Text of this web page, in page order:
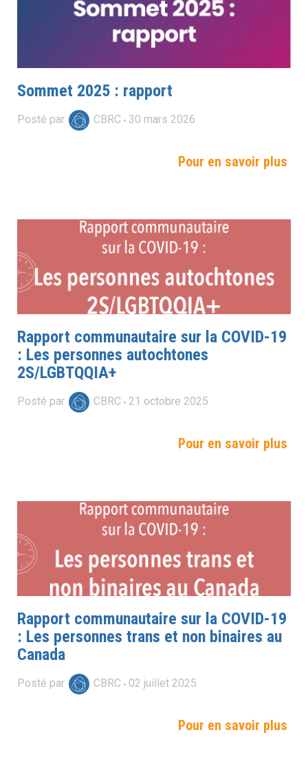
Sommet 2025 : rapport
Posté par CBRC 30 mars 2026
Pour en savoir plus
Rapport communautaire sur la COVID-19
: Les personnes autochtones
2S/LGBTQQIA+
Posté par CBRC 21 octobre 2025
Pour en savoir plus
Rapport communautaire sur la COVID-19
: Les personnes trans et non binaires au
Canada
Posté par CBRC 02 juillet 2025
Pour en savoir plus